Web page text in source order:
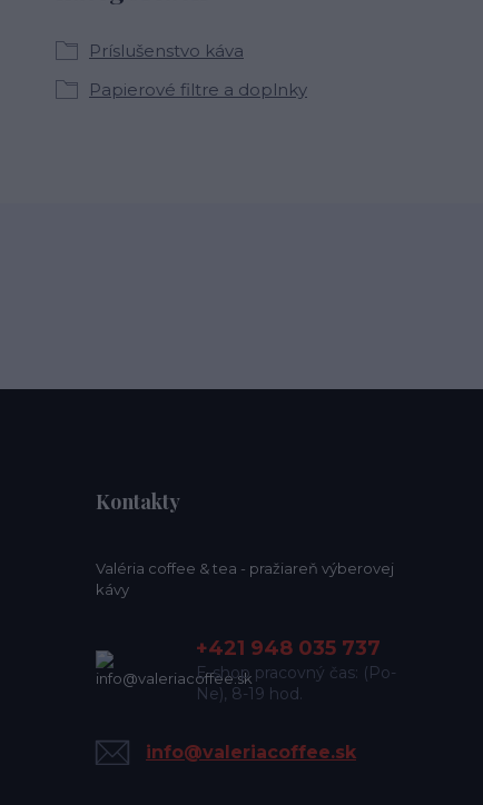
Príslušenstvo káva
Papierové filtre a doplnky
Kontakty
Valéria coffee & tea - pražiareň výberovej
kávy
+421 948 035 737
E-shop pracovný čas: (Po-
Ne), 8-19 hod.
info@valeriacoffee.sk